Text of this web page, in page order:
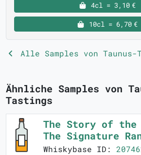
4cl = 3,10 €
10cl = 6,70 €
Alle Samples von Taunus-
Ähnliche Samples von
Tastings
The Story of the
The Signature
Whiskybase ID: